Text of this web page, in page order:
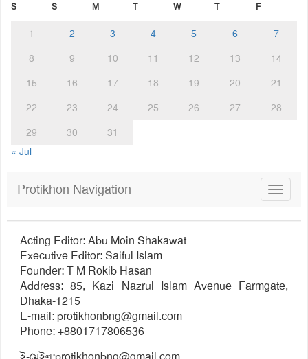
S S M T W T F
1 2 3 4 5 6
7
8
9 10 11 12 13
14
15
16 17 18 19 20
21
22
23 24 25 26 27
28
29
30
31
« Jul
Toggle
Protikhon Navigation
Acting Editor: Abu Moin Shakawat
Executive Editor: Saiful Islam
Founder: T M Rokib Hasan
Address: 85, Kazi Nazrul Islam Avenue Farmgate,
Dhaka-1215
E-mail:protikhonbng@gmail.com
Phone: +8801717806536